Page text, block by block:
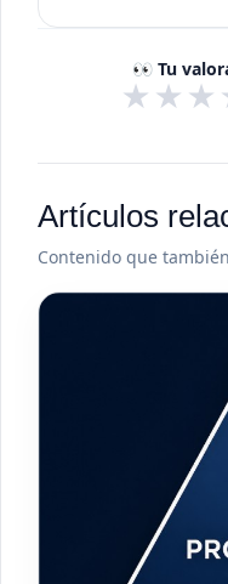
👀 Tu
★
★
★
Artículos
Contenido que